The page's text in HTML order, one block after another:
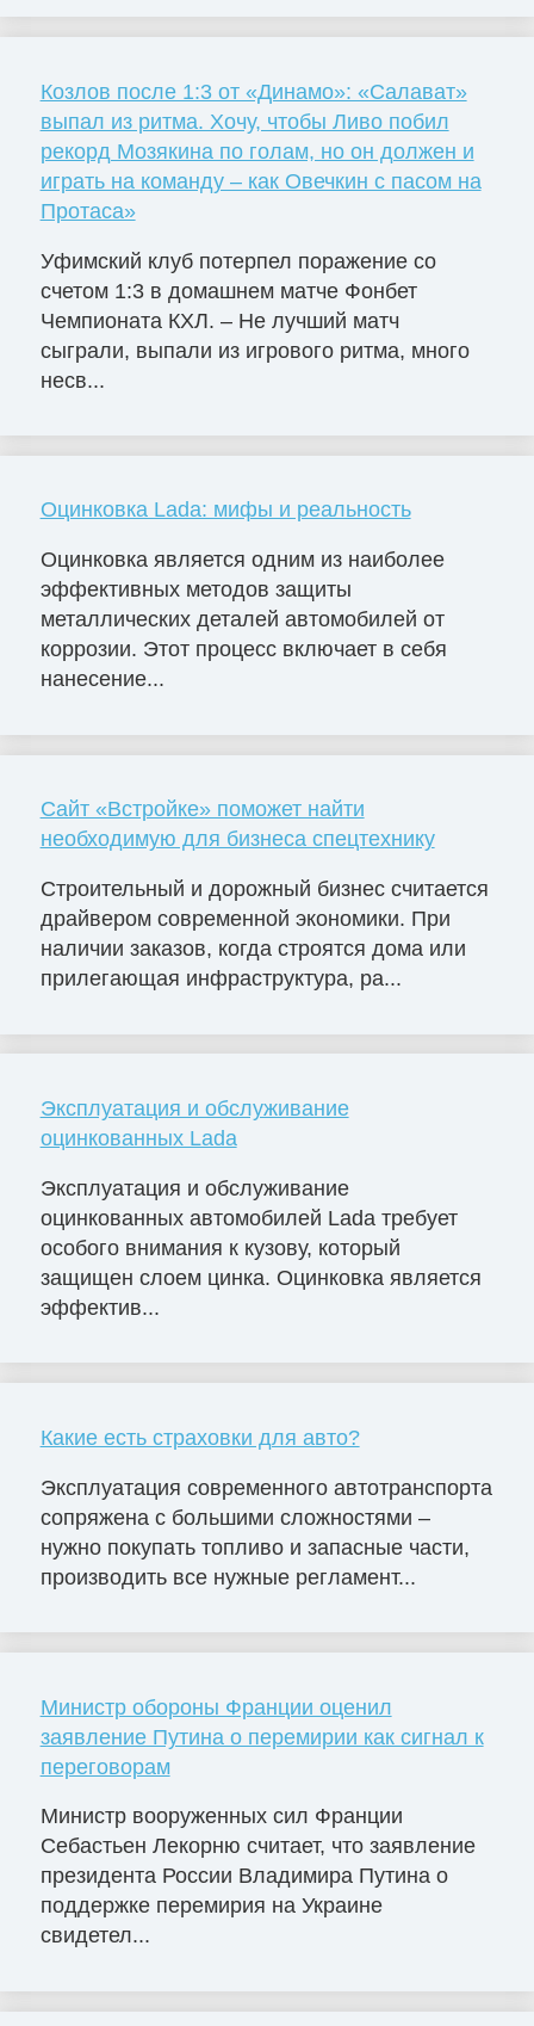
Козлов после 1:3 от «Динамо»: «Салават»
выпал из ритма. Хочу, чтобы Ливо побил
рекорд Мозякина по голам, но он должен и
играть на команду – как Овечкин с пасом на
Протаса»
Уфимский клуб потерпел поражение со
счетом 1:3 в домашнем матче Фонбет
Чемпионата КХЛ. – Не лучший матч
сыграли, выпали из игрового ритма, много
несв...
Оцинковка Lada: мифы и реальность
Оцинковка является одним из наиболее
эффективных методов защиты
металлических деталей автомобилей от
коррозии. Этот процесс включает в себя
нанесение...
Сайт «Встройке» поможет найти
необходимую для бизнеса спецтехнику
Строительный и дорожный бизнес считается
драйвером современной экономики. При
наличии заказов, когда строятся дома или
прилегающая инфраструктура, ра...
Эксплуатация и обслуживание
оцинкованных Lada
Эксплуатация и обслуживание
оцинкованных автомобилей Lada требует
особого внимания к кузову, который
защищен слоем цинка. Оцинковка является
эффектив...
Какие есть страховки для авто?
Эксплуатация современного автотранспорта
сопряжена с большими сложностями –
нужно покупать топливо и запасные части,
производить все нужные регламент...
Министр обороны Франции оценил
заявление Путина о перемирии как сигнал к
переговорам
Министр вооруженных сил Франции
Себастьен Лекорню считает, что заявление
президента России Владимира Путина о
поддержке перемирия на Украине
свидетел...